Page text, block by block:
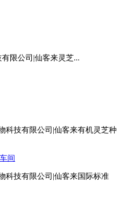
限公司|仙客来灵芝...
科技有限公司|仙客来有机灵芝种
间
科技有限公司|仙客来国际标准